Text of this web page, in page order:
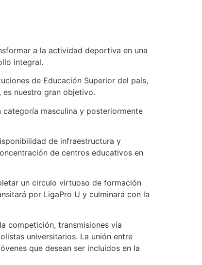
a la actividad deportiva en una
integral.
de Educación Superior del país,
nuestro gran objetivo.
masculina y posteriormente
de infraestructura y
de centros educativos en
un circulo virtuoso de formación
por LigaPro U y culminará con la
competición, transmisiones vía
universitarios. La unión entre
que desean ser incluidos en la